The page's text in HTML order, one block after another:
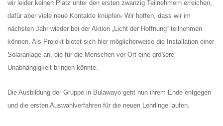
Wasser für EKU – Teil 2
Wasser für Ekuthuleni
Arbeitseinsatz_J.Blank 2016
Werkarbeiten 2015
Bilder aus Zimbabwe
wir leider keinen Platz unter den ersten zwanzig Teilnehmern erreichen,
dafür aber viele neue Kontakte knüpfen. Wir hoffen, dass wir im
nächsten Jahr wieder bei der Aktion „Licht der Hoffnung“ teilnehmen
können. Als Projekt bietet sich hier möglicherweise die Installation einer
Solaranlage an, die für die Menschen vor Ort eine größere
Unabhängigkeit bringen könnte.
Die Ausbildung der Gruppe in Bulawayo geht nun ihrem Ende entgegen
und die ersten Auswahlverfahren für die neuen Lehrlinge laufen.